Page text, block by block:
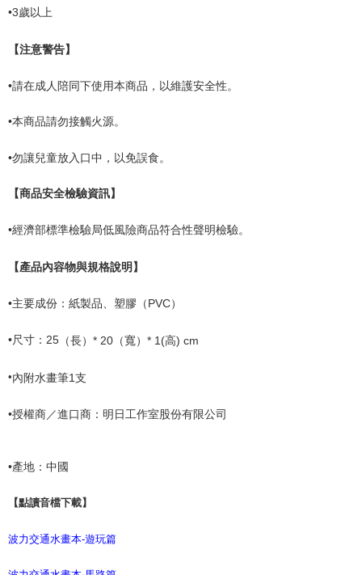
•3歲以上
【注意警告】
•請在成人陪同下使用本商品，以維護安全性。
•本商品請勿接觸火源。
•勿讓兒童放入口中，以免誤食。
【商品安全檢驗資訊】
•經濟部標準檢驗局低風險商品符合性聲明檢驗。
【產品內容物與規格說明】
•主要成份：紙製品、塑膠（PVC）
•尺寸： 25 （長） * 20 （寬） * 1(高) cm
•內附水畫筆1支
•授權商／進口商：明日工作室股份有限公司
•產地：中國
【點讀音檔下載】
波力交通水畫本-遊玩篇